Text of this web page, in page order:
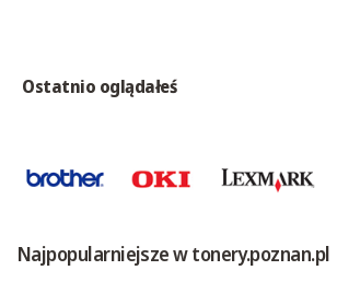
Ostatnio oglądałeś
Najpopularniejsze w tonery.poznan.pl